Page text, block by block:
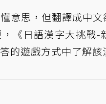
意思，但翻譯成中
《日語漢字大挑戰-
的遊戲方式中了解該